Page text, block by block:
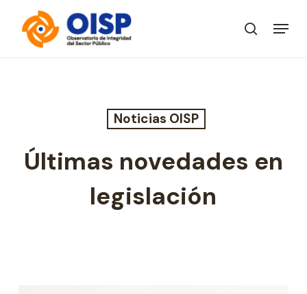
search
Menu
Noticias OISP
Últimas novedades en
legislación